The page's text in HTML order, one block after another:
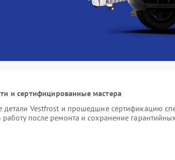
и сертифицированные мастера
детали Vestfrost и прошедшие сертификацию
работу после ремонта и сохранение